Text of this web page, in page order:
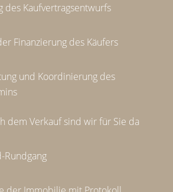
des Kaufvertragsentwurfs
Finanzierung des Käufers
und Koordinierung des
dem Verkauf sind wir für Sie da
Rundgang